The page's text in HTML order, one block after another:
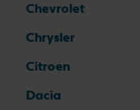
Chevrolet
Chrysler
Citroen
Dacia